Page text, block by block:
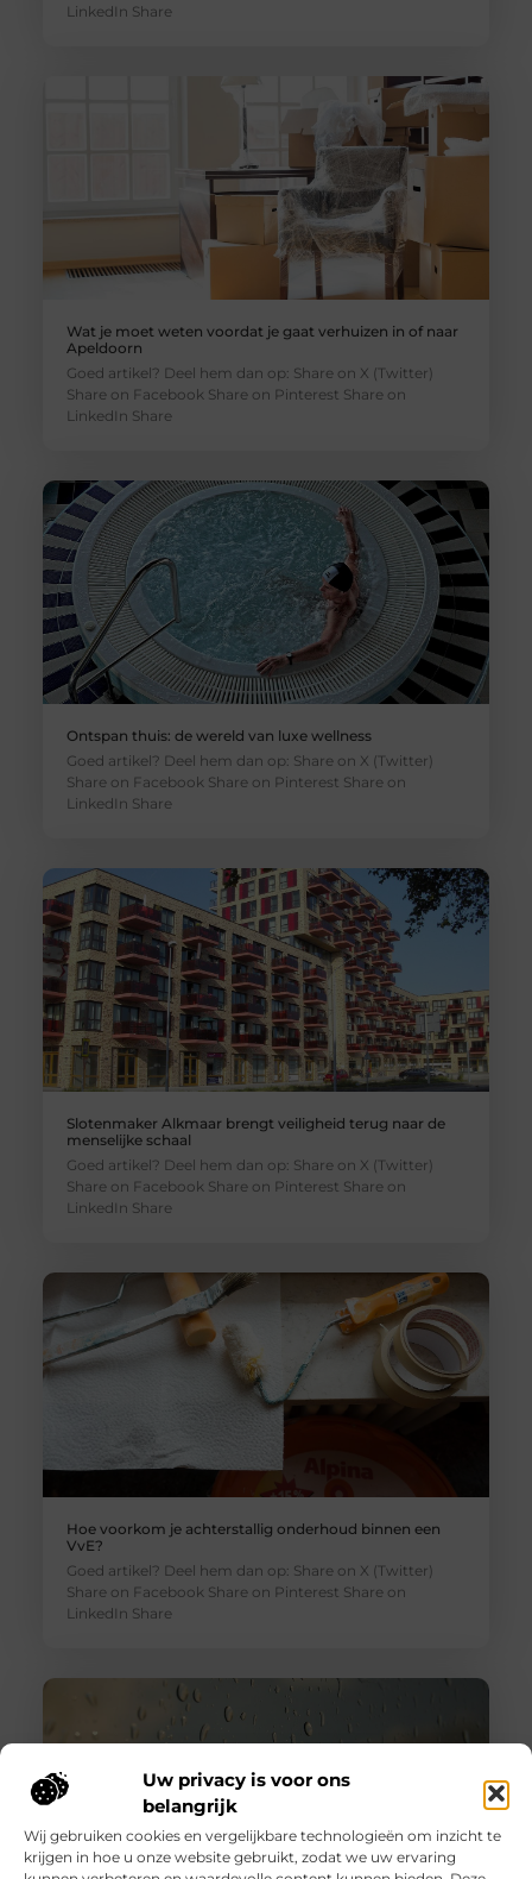
Uw privacy is voor ons
belangrijk
Wij gebruiken cookies en vergelijkbare technologieën om inzicht te
krijgen in hoe u onze website gebruikt, zodat we uw ervaring
LinkedIn Share
Wat je moet weten voordat je gaat verhuizen in of naar
Apeldoorn
Goed artikel? Deel hem dan op: Share on X (Twitter)
Share on Facebook Share on Pinterest Share on
LinkedIn Share
Ontspan thuis: de wereld van luxe wellness
Goed artikel? Deel hem dan op: Share on X (Twitter)
Share on Facebook Share on Pinterest Share on
LinkedIn Share
Slotenmaker Alkmaar brengt veiligheid terug naar de
menselijke schaal
Goed artikel? Deel hem dan op: Share on X (Twitter)
Share on Facebook Share on Pinterest Share on
LinkedIn Share
Hoe voorkom je achterstallig onderhoud binnen een
VvE?
Goed artikel? Deel hem dan op: Share on X (Twitter)
Share on Facebook Share on Pinterest Share on
LinkedIn Share